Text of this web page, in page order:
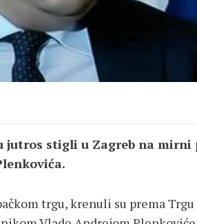
jutros stigli u Zagreb na mirni
trgu, krenuli su prema